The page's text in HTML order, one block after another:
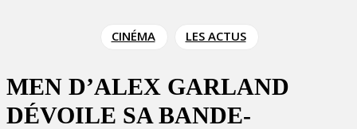
CINÉMA LES ACTUS
MEN D’ALEX GARLAND
DÉVOILE SA BANDE-